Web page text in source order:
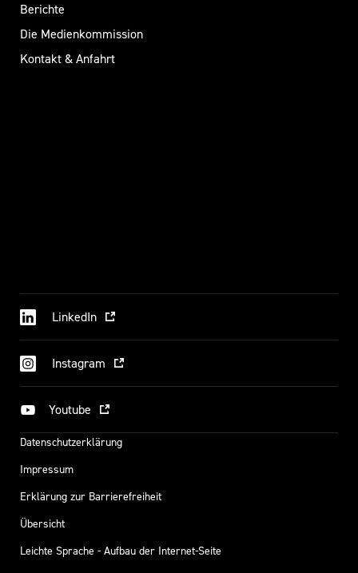
Berichte
Die Medienkommission
Kontakt & Anfahrt
LinkedIn
Instagram
Youtube
Datenschutzerklärung
Impressum
Erklärung zur Barrierefreiheit
Übersicht
Leichte Sprache - Aufbau der Internet-Seite